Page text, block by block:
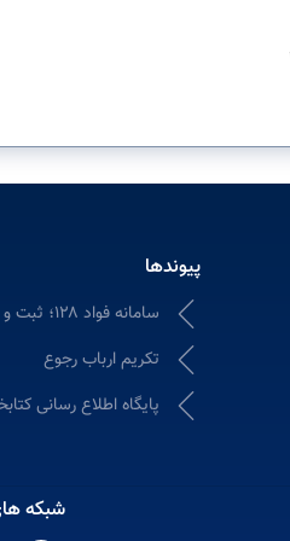
پیوندها
سامانه فواد ۱۲۸؛ ثبت و پیگیری شکایات اداری
تکریم ارباب رجوع
پایگاه اطلاع رسانی
شبکه